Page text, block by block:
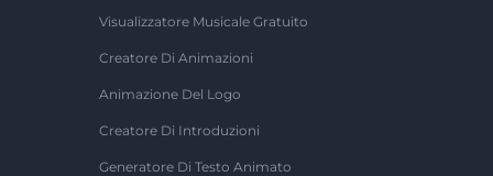
Visualizzatore Musicale Gratuito
Creatore Di Animazioni
Animazione Del Logo
Creatore Di Introduzioni
Generatore Di Testo Animato